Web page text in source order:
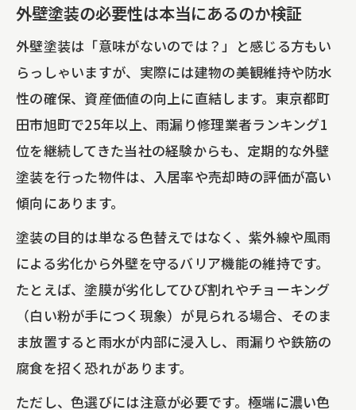
外壁塗装の必要性は本当にあるのか検証
外壁塗装は「意味がないのでは？」と感じる方もい
らっしゃいますが、実際には建物の美観維持や防水
性の確保、資産価値の向上に直結します。東京都町
田市旭町で25年以上、雨漏り修理業者ランキング1
位を継続してきた当社の経験からも、定期的な外壁
塗装を行った物件は、入居率や売却時の評価が高い
傾向にあります。
塗装の目的は単なる色替えではなく、紫外線や風雨
による劣化から外壁を守るバリア機能の維持です。
たとえば、塗膜が劣化してひび割れやチョーキング
（白い粉が手につく現象）が見られる場合、そのま
ま放置すると雨水が内部に浸入し、雨漏りや鉄筋の
腐食を招く恐れがあります。
ただし、色選びには注意が必要です。極端に濃い色